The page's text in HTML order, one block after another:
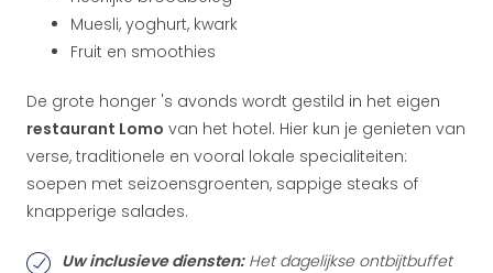
Muesli, yoghurt, kwark
Fruit en smoothies
De grote honger 's avonds wordt gestild in het eigen
restaurant Lomo van het hotel. Hier kun je genieten van
verse, traditionele en vooral lokale specialiteiten:
soepen met seizoensgroenten, sappige steaks of
knapperige salades.
Uw inclusieve diensten:Het dagelijkse ontbijtbuffet